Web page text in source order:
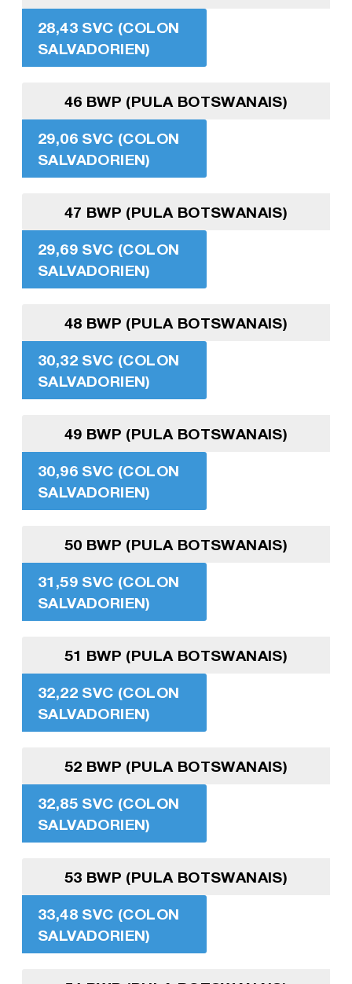
28,43 SVC (COLON
SALVADORIEN)
46 BWP (PULA BOTSWANAIS)
29,06 SVC (COLON
SALVADORIEN)
47 BWP (PULA BOTSWANAIS)
29,69 SVC (COLON
SALVADORIEN)
48 BWP (PULA BOTSWANAIS)
30,32 SVC (COLON
SALVADORIEN)
49 BWP (PULA BOTSWANAIS)
30,96 SVC (COLON
SALVADORIEN)
50 BWP (PULA BOTSWANAIS)
31,59 SVC (COLON
SALVADORIEN)
51 BWP (PULA BOTSWANAIS)
32,22 SVC (COLON
SALVADORIEN)
52 BWP (PULA BOTSWANAIS)
32,85 SVC (COLON
SALVADORIEN)
53 BWP (PULA BOTSWANAIS)
33,48 SVC (COLON
SALVADORIEN)